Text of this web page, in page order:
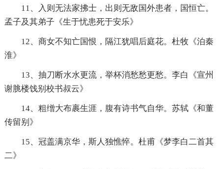
11、入则无法家拂士，出则无敌国外患者，国恒亡。
孟子及其弟子《生于忧患死于安乐》
12、商女不知亡国恨，隔江犹唱后庭花。杜牧《泊秦
淮》
13、抽刀断水水更流，举杯消愁愁更愁。李白《宣州
谢脁楼饯别校书叔云》
14、粗缯大布裹生涯，腹有诗书气自华。苏轼《和董
传留别》
15、冠盖满京华，斯人独憔悴。杜甫《梦李白二首其
二》